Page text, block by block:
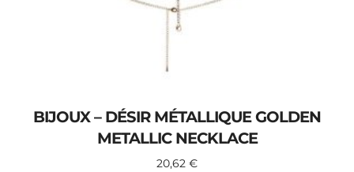
BIJOUX – DÉSIR MÉTALLIQUE GOLDEN
METALLIC NECKLACE
20,62 €